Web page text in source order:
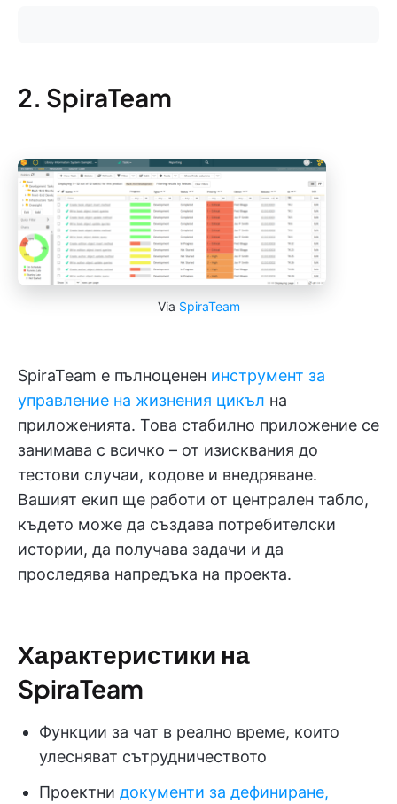
2. SpiraTeam
Via SpiraTeam
SpiraTeam е пълноценен инструмент за
управление на жизнения цикъл на
приложенията. Това стабилно приложение се
занимава с всичко – от изисквания до
тестови случаи, кодове и внедряване.
Вашият екип ще работи от централен табло,
където може да създава потребителски
истории, да получава задачи и да
проследява напредъка на проекта.
Характеристики на
SpiraTeam
Функции за чат в реално време, които
улесняват сътрудничеството
Проектни документи за дефиниране,